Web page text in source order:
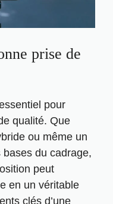
prise de
pour
qualité. Que
ou même un
du cadrage,
peut
en un véritable
clés d’une